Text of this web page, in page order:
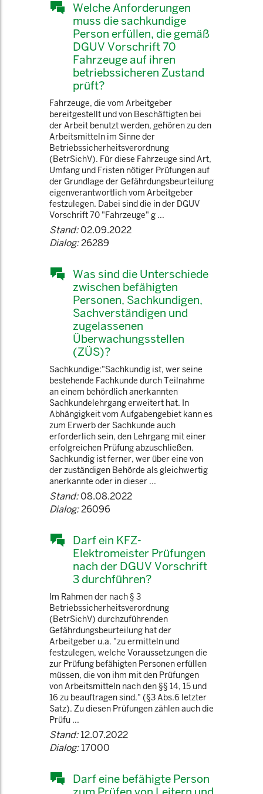
Welche Anforderungen
muss die sachkundige
Person erfüllen, die gemäß
DGUV Vorschrift 70
Fahrzeuge auf ihren
betriebssicheren Zustand
prüft?
Fahrzeuge, die vom Arbeitgeber
bereitgestellt und von Beschäftigten bei
der Arbeit benutzt werden, gehören zu den
Arbeitsmitteln im Sinne der
Betriebssicherheitsverordnung
(BetrSichV). Für diese Fahrzeuge sind Art,
Umfang und Fristen nötiger Prüfungen auf
der Grundlage der Gefährdungsbeurteilung
eigenverantwortlich vom Arbeitgeber
festzulegen. Dabei sind die in der DGUV
Vorschrift 70 "Fahrzeuge" g ...
Stand:02.09.2022
Dialog:26289
Was sind die Unterschiede
zwischen befähigten
Personen, Sachkundigen,
Sachverständigen und
zugelassenen
Überwachungsstellen
(ZÜS)?
Sachkundige:"Sachkundig ist, wer seine
bestehende Fachkunde durch Teilnahme
an einem behördlich anerkannten
Sachkundelehrgang erweitert hat. In
Abhängigkeit vom Aufgabengebiet kann es
zum Erwerb der Sachkunde auch
erforderlich sein, den Lehrgang mit einer
erfolgreichen Prüfung abzuschließen.
Sachkundig ist ferner, wer über eine von
der zuständigen Behörde als gleichwertig
anerkannte oder in dieser ...
Stand:08.08.2022
Dialog:26096
Darf ein KFZ-
Elektromeister Prüfungen
nach der DGUV Vorschrift
3 durchführen?
Im Rahmen der nach § 3
Betriebssicherheitsverordnung
(BetrSichV) durchzuführenden
Gefährdungsbeurteilung hat der
Arbeitgeber u.a. "zu ermitteln und
festzulegen, welche Voraussetzungen die
zur Prüfung befähigten Personen erfüllen
müssen, die von ihm mit den Prüfungen
von Arbeitsmitteln nach den §§ 14, 15 und
16 zu beauftragen sind." (§3 Abs.6 letzter
Satz). Zu diesen Prüfungen zählen auch die
Prüfu ...
Stand:12.07.2022
Dialog:17000
Darf eine befähigte Person